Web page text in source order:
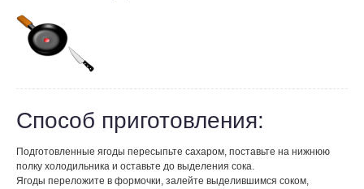
Способ приготовления:
Подготовленные ягоды пересыпьте сахаром, поставьте на нижнюю
полку холодильника и оставьте до выделения сока.
Ягоды переложите в формочки, залейте выделившимся соком,